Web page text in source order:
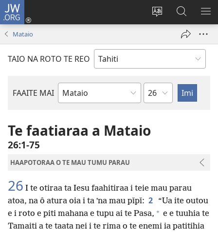
JW.ORG
Taui
reo
Nati
(opens
Maimiraa
nia
JW.ORG
Mataio
TAIO NA ROTO TE REO
FAAITE MAI
Buka
Bibilia
Pene
Te faatiaraa a Mataio
26:1-75
HAAPOTORAA O TE MAU TUMU PARAU
26 I te otiraa ta Iesu faahitiraa i teie mau parau
atoa, na ô atura oia i ta ˈna mau pǐpǐ: 2
“Ua ite outou
e i roto e piti mahana e tupu ai te Pasa, + e e tuuhia te
Tamaiti a te taata nei i te rima o te enemi ia patitihia